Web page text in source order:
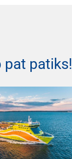
patiks!